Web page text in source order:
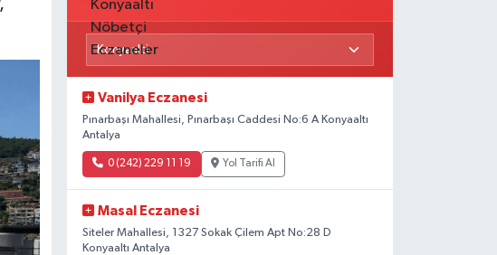
Vanilya Eczanesi
Pınarbaşı Mahallesi, Pınarbaşı Caddesi No:6 A Konyaaltı
Antalya
0 (242) 229 11 19 Yol Tarifi Al
Masal Eczanesi
Siteler Mahallesi, 1327 Sokak Çilem Apt No:28 D
Konyaaltı Antalya